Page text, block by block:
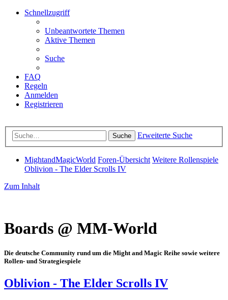
Schnellzugriff
Unbeantwortete Themen
Aktive Themen
Suche
FAQ
Regeln
Anmelden
Registrieren
Suche Erweiterte Suche
MightandMagicWorld Foren-Übersicht Weitere Rollenspiele
Oblivion - The Elder Scrolls IV
Zum Inhalt
Boards @ MM-World
Die deutsche Community rund um die Might and Magic Reihe sowie weitere
Rollen- und Strategiespiele
Oblivion - The Elder Scrolls IV